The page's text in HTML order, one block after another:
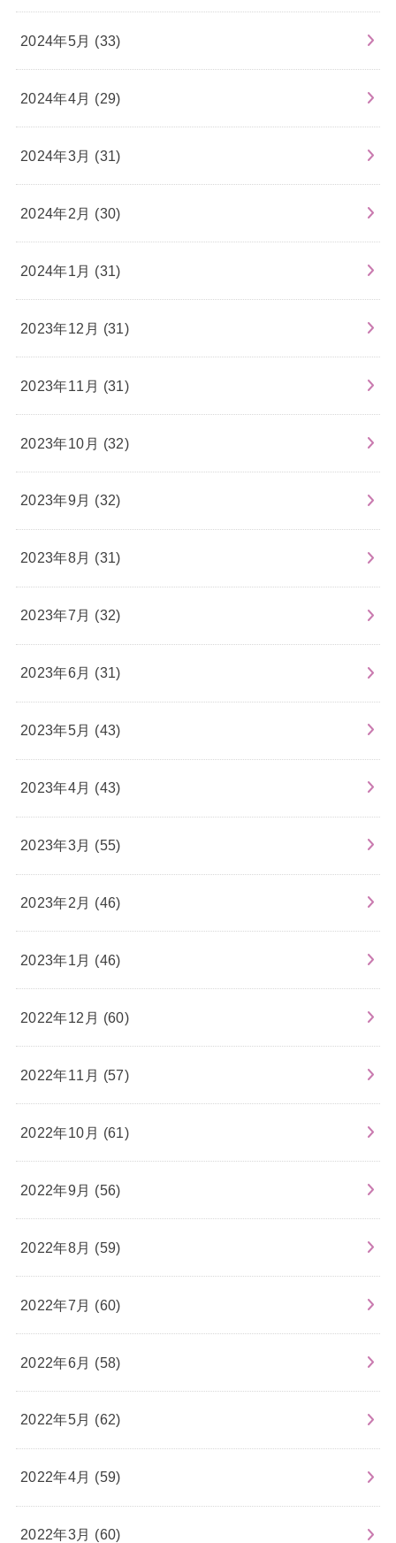
2024年5月 (33)
2024年4月 (29)
2024年3月 (31)
2024年2月 (30)
2024年1月 (31)
2023年12月 (31)
2023年11月 (31)
2023年10月 (32)
2023年9月 (32)
2023年8月 (31)
2023年7月 (32)
2023年6月 (31)
2023年5月 (43)
2023年4月 (43)
2023年3月 (55)
2023年2月 (46)
2023年1月 (46)
2022年12月 (60)
2022年11月 (57)
2022年10月 (61)
2022年9月 (56)
2022年8月 (59)
2022年7月 (60)
2022年6月 (58)
2022年5月 (62)
2022年4月 (59)
2022年3月 (60)